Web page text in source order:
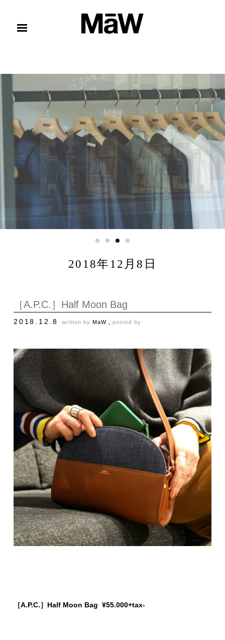
2018年12月8日
［A.P.C.］Half Moon Bag
2018.12.8 written by MaW , posted by
［A.P.C.］Half Moon Bag ¥55.000+tax-